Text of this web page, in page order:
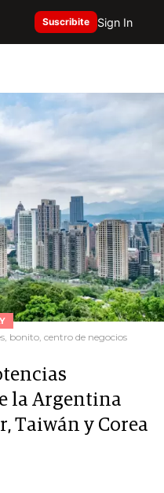
Suscribite Sign In
bonito, centro de negocios
la Argentina
Taiwán y Corea